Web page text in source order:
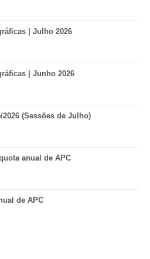
| Julho 2026
| Junho 2026
(Sessões de Julho)
anual de APC
de APC